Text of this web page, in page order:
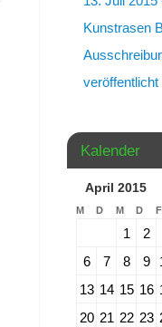
Kunstrasen
veröffentlicht
Kalender
April 2015
M D M D F
1 2
6
7 8 9
13 14 15 16
20 21 22 23